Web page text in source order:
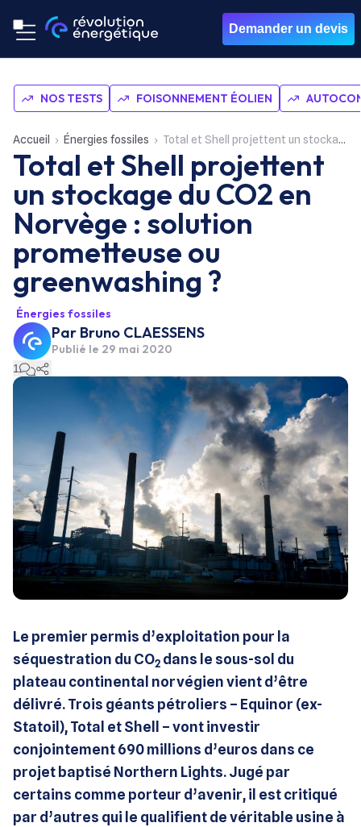
Demander un devis
NOS TESTS FOISONNEMENT ÉOLIEN
Accueil Énergies fossiles Total et Shell projettent un stockage du CO2 en Norvège : solution prometteuse ou greenwashing ?
Total et Shell projettent
un stockage du CO2 en
Norvège : solution
prometteuse ou
greenwashing ?
Énergies fossiles
Par Bruno CLAESSENS
Publié le 29 mai 2020
1
Le premier permis d’exploitation pour la
séquestration du CO2 dans le sous-sol du
plateau continental norvégien vient d’être
délivré. Trois géants pétroliers – Equinor (ex-
Statoil), Total et Shell – vont investir
conjointement 690 millions d’euros dans ce
projet baptisé Northern Lights. Jugé par
certains comme porteur d’avenir, il est critiqué
par d’autres qui le qualifient de véritable usine à